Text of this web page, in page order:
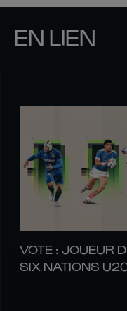
EN LIEN
VOTE : JOUEUR
SIX NATIONS